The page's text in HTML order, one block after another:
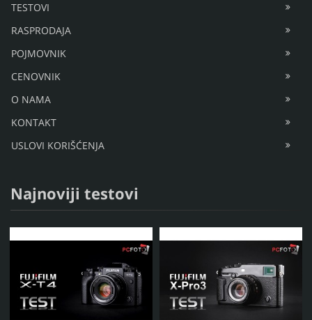
TESTOVI
RASPRODAJA
POJMOVNIK
CENOVNIK
O NAMA
KONTAKT
USLOVI KORIŠĆENJA
Najnoviji testovi